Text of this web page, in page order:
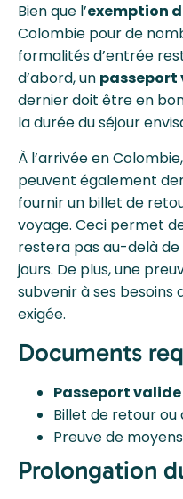
Bien que l’exemption
Colombie pour de
formalités d’entrée
d’abord, un passeport
dernier doit être en
la durée du séjour
À l’arrivée en
peuvent également
fournir un billet de
voyage. Ceci permet
restera pas au-delà
jours. De plus, une
subvenir à ses
exigée.
Documents
Passeport valide
Billet de retour ou
Preuve de
Prolongation